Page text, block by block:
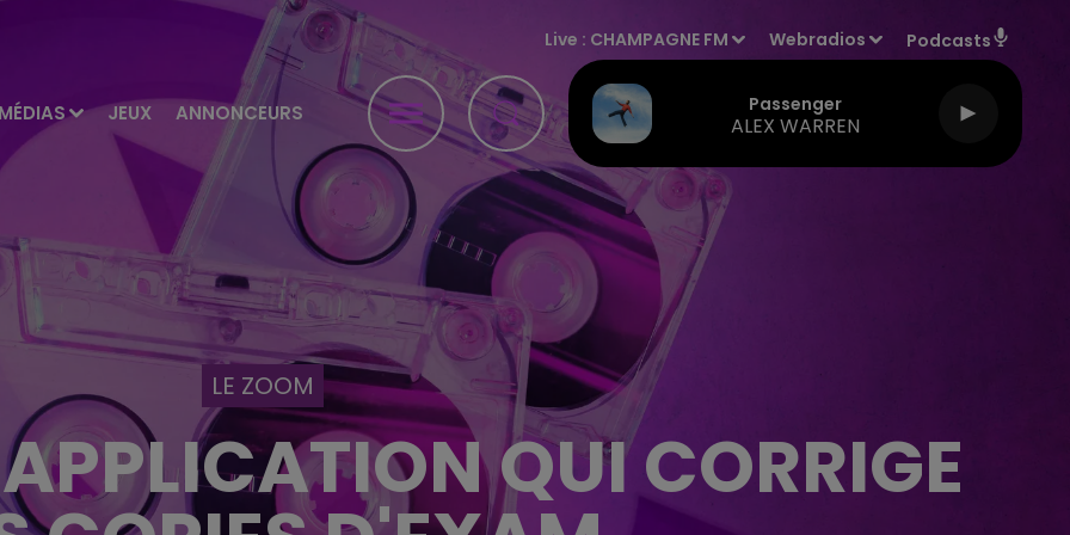
JEUX ANNONCEURS
Live : CHAMPAGNE FM Webradios Podcasts
Passenger
ALEX WARREN
LE ZOOM
QUI CORRIGE